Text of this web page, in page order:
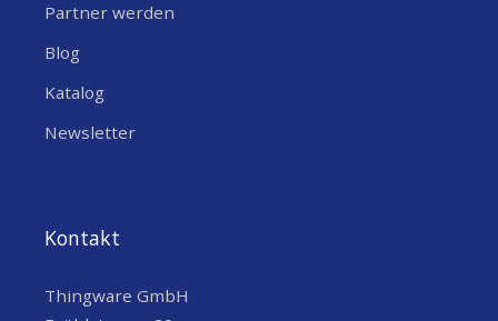
Partner werden
Blog
Katalog
Newsletter
Kontakt
Thingware GmbH